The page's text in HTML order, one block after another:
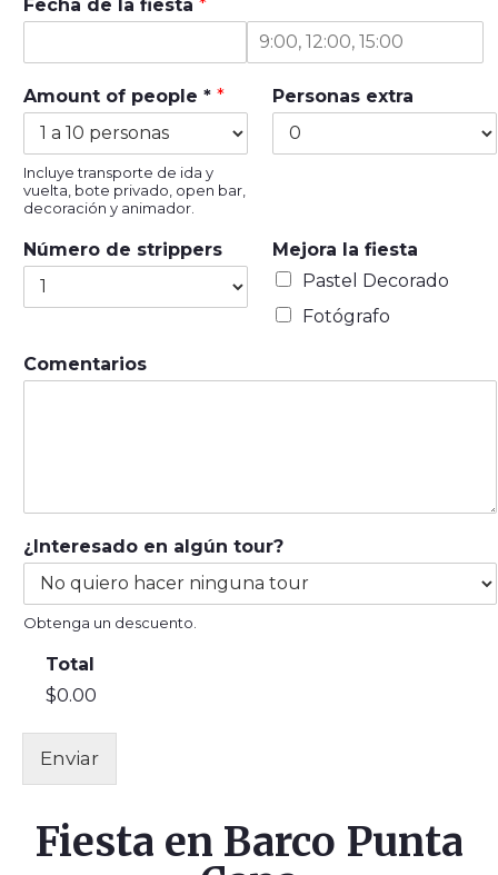
Fecha de la fiesta *
e
c
Amount of people * *
Incluye transporte de ida y
vuelta, bote privado, open bar,
decoración y animador.
Personas extra
Número de strippers
Mejora la fiesta
Pastel Decorado
Fotógrafo
Comentarios
¿Interesado en algún tour?
Obtenga un descuento.
Total
$0.00
Enviar
Fiesta en Barco Punta